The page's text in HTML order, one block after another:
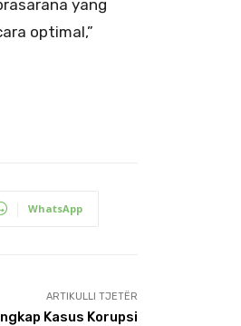
yang
optimal,”
WhatsApp
ARTIKULLI TJETËR
Kasus Korupsi